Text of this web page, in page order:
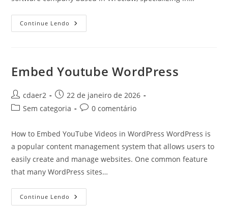
Continue Lendo WordPress
Knowledge
Embed Youtube WordPress
Autor
do
cdaer2
Post
publicado:
22 de janeiro de 2026
Categoria
post:
Sem categoria
Comentários
post:
0 comentário
How to Embed YouTube Videos in WordPress WordPress is
a popular content management system that allows users to
easily create and manage websites. One common feature
that many WordPress sites…
Continue Lendo Embed
Youtube